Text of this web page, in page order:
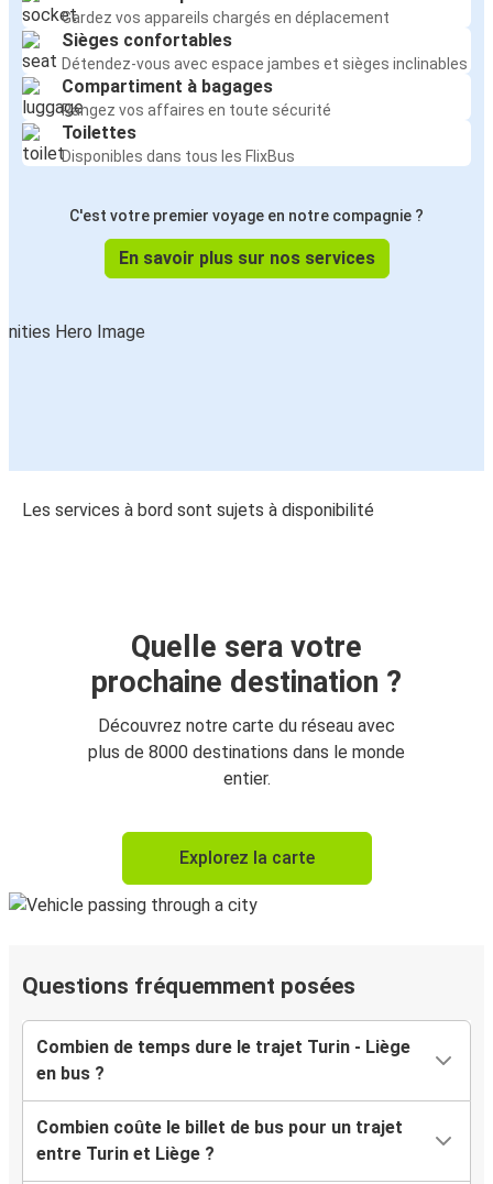
Gardez vos appareils chargés en déplacement
Sièges confortables
Détendez-vous avec espace jambes et sièges inclinables
Compartiment à bagages
Rangez vos affaires en toute sécurité
Toilettes
Disponibles dans tous les FlixBus
C'est votre premier voyage en notre compagnie ?
En savoir plus sur nos services
Les services à bord sont sujets à disponibilité
Quelle sera votre
prochaine destination ?
Découvrez notre carte du réseau avec
plus de 8000 destinations dans le monde
entier.
Explorez la carte
Questions fréquemment posées
Combien de temps dure le trajet Turin - Liège
en bus ?
Combien coûte le billet de bus pour un trajet
entre Turin et Liège ?